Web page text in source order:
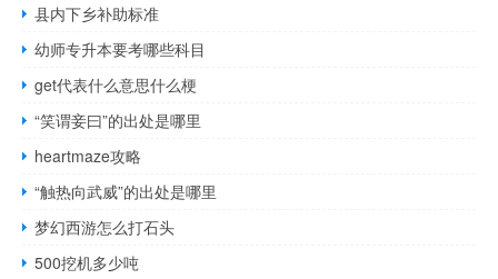
县内下乡补助标准
幼师专升本要考哪些科目
get代表什么意思什么梗
“笑谓妾曰”的出处是哪里
heartmaze攻略
“触热向武威”的出处是哪里
梦幻西游怎么打石头
500挖机多少吨